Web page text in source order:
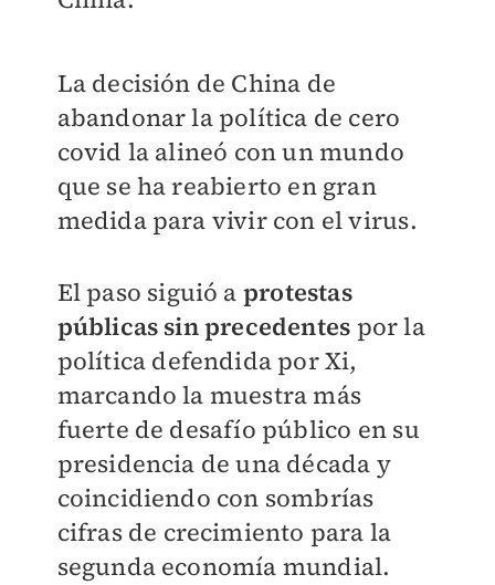
La decisión de China de
abandonar la política de cero
covid la alineó con un mundo
que se ha reabierto en gran
medida para vivir con el virus.
El paso siguió a protestas
públicas sin precedentes por la
política defendida por Xi,
marcando la muestra más
fuerte de desafío público en su
presidencia de una década y
coincidiendo con sombrías
cifras de crecimiento para la
segunda economía mundial.